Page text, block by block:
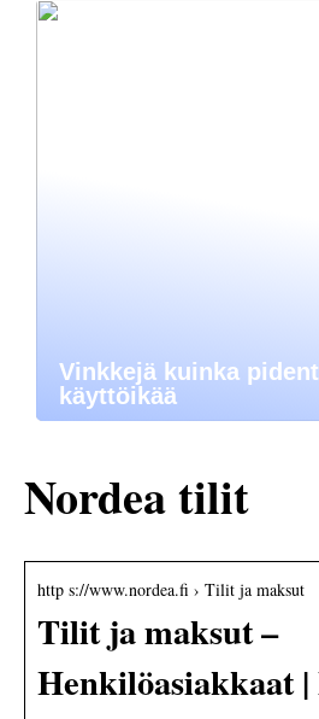
Vinkkejä kuinka
käyttöikää
Nordea tilit
http s://www.nordea.fi › Tilit ja maksut
Tilit ja maksut –
Henkilöasiakkaat